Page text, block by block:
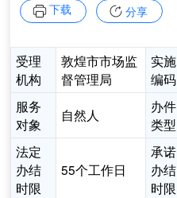
下载 分享
受理
机构
敦煌市市场监
督管理局
实施
编码
服务
对象
自然人
办件
类型
法定
办结
时限
55个工作日
承诺
办结
时限